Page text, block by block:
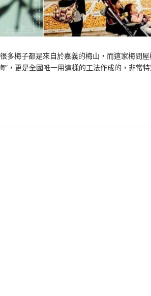
多梅子都是來自於嘉義的梅山，而這家梅問
”，更是全國唯一用這樣的工法作成的，非常